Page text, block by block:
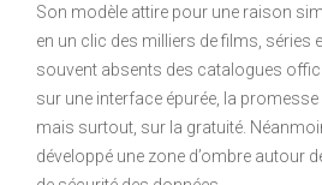
Son modèle attire pour une raison
en un clic des milliers de films, séries
souvent absents des catalogues
sur une interface épurée, la promesse
mais surtout, sur la gratuité.
développé une zone d’ombre autour